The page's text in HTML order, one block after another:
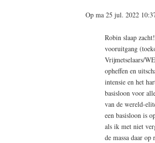
Op ma 25 jul. 2022
Robin slaap
vooruitgang
Vrijmetselaars/
opheffen en
intensie en het
basisloon voor
van de wereld-
een basisloon is
als ik met niet
de massa daar